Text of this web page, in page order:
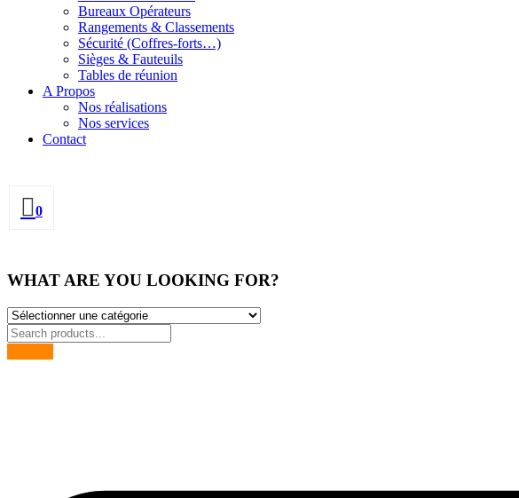
Bureaux Opérateurs
Rangements & Classements
Sécurité (Coffres-forts…)
Sièges & Fauteuils
Tables de réunion
A Propos
Nos réalisations
Nos services
Contact
0
WHAT ARE YOU LOOKING FOR?